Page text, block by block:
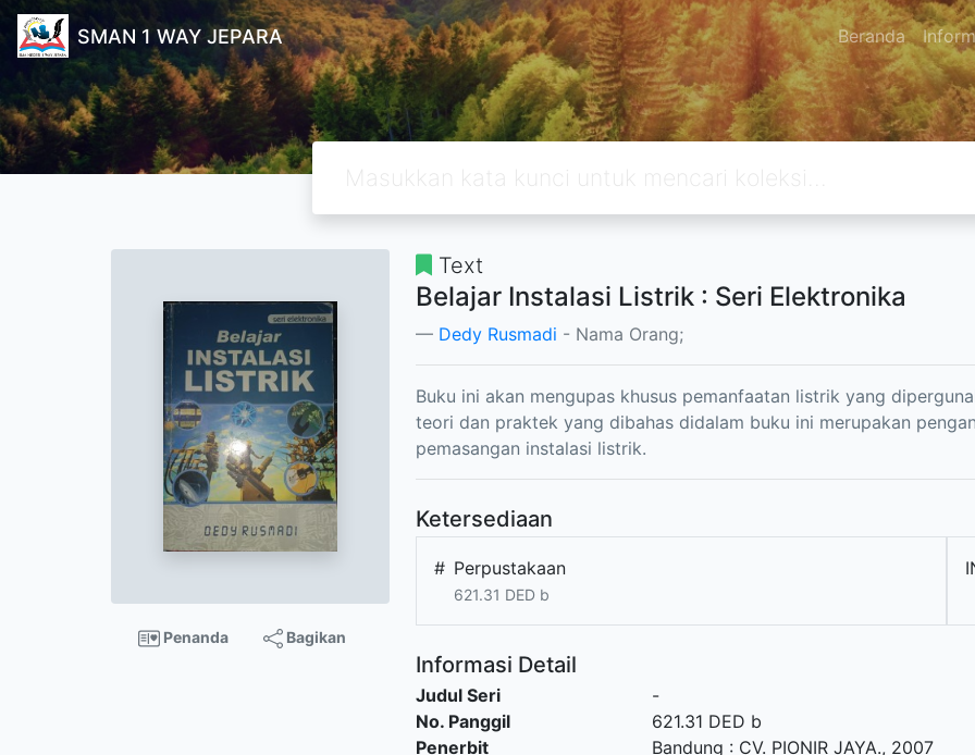
SMAN 1 WAY JEPARA Beranda
Penanda Bagikan
Text
Belajar Instalasi Listrik : Seri Elektronika
Dedy Rusmadi - Nama Orang;
Buku ini akan mengupas khusus pemanfaatan listrik yang
teori dan praktek yang dibahas didalam buku ini merupakan
pemasangan instalasi listrik.
Ketersediaan
# Perpustakaan
621.31 DED b
Informasi Detail
Judul Seri
-
No. Panggil
621.31 DED b
Penerbit
Bandung : CV. PIONIR JAYA., 2007